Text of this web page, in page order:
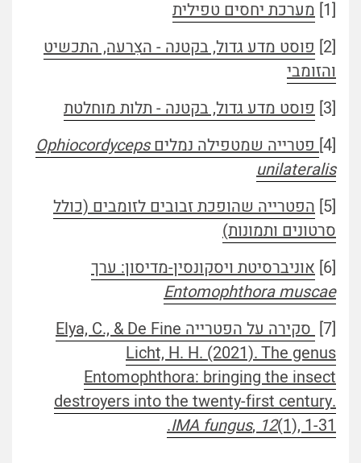
[1]
מערכת יחסים טפילית
[2]
פוסט מדע גדול, בקטנה - הצִרעה, התכשיט
והזומבי
[3]
פוסט מדע גדול, בקטנה - תלות מוחלטת
[4]
פטרייה שמטפילה נמליםOphiocordyceps
unilateralis
[5]
הפטרייה שהופכת זבובים לזומבים (כולל
סרטונים ותמונות)
[6]
אוניברסיטת ויסקונסין-מדיסון: ערך
Entomophthora muscae
[7]
סקירה על הפטרייה Elya, C., & De Fine
Licht, H. H. (2021). The genus
Entomophthora: bringing the insect
destroyers into the twenty-first century.
IMA fungus, 12(1), 1-31.